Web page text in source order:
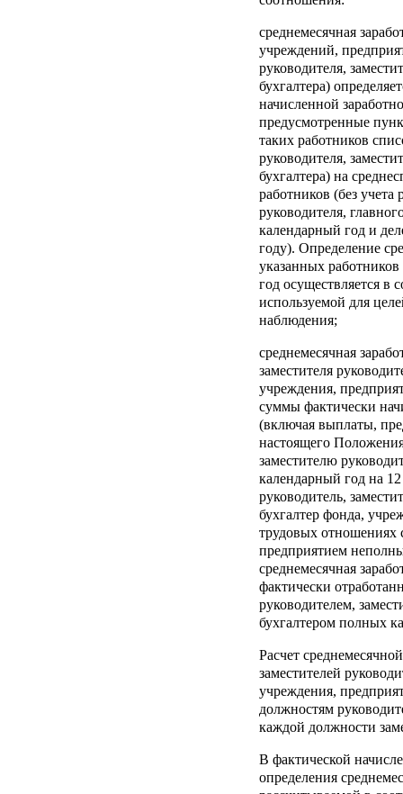
среднемесячная
учреждений,
руководителя,
бухгалтера)
начисленной
предусмотренные
таких работников
руководителя,
бухгалтера) на
работников (без учета
руководителя,
календарный год и
году). Определение
указанных
год осуществляется в
используемой для
наблюдения;
среднемесячная
заместителя
учреждения,
суммы фактически
(включая выплаты,
настоящего
заместителю
календарный год на
руководитель,
бухгалтер фонда,
трудовых
предприятием
среднемесячная
фактически
руководителем,
бухгалтером полных
Расчет
заместителей
учреждения,
должностям
каждой должности
В фактической
определения